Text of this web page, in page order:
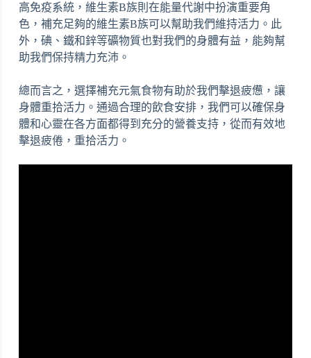
高免疫系統，維生素B族則在能量代謝中扮演重要角
色，補充足夠的維生素B族可以幫助我們維持活力。此
外，碘、鐵和鋅等礦物質也對我們的身體有益，能夠幫
助我們保持精力充沛。
總而言之，選擇補充元氣食物有助於我們擊退疲憊，讓
身體重拾活力。通過合理的飲食安排，我們可以確保身
體和心靈在各方面都得到充分的營養支持，從而有效地
擊退疲倦，重拾活力。